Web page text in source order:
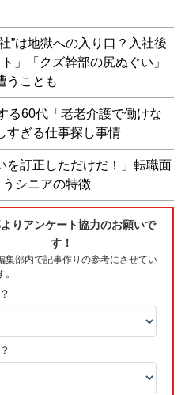
”は地獄への入り口？入社後
」「クズ幹部の尻ぬぐい」
うことも
る60代「老老介護で働けな
すぎる仕事探し事情
を訂正しただけだ！」転職面
うシニアの特徴